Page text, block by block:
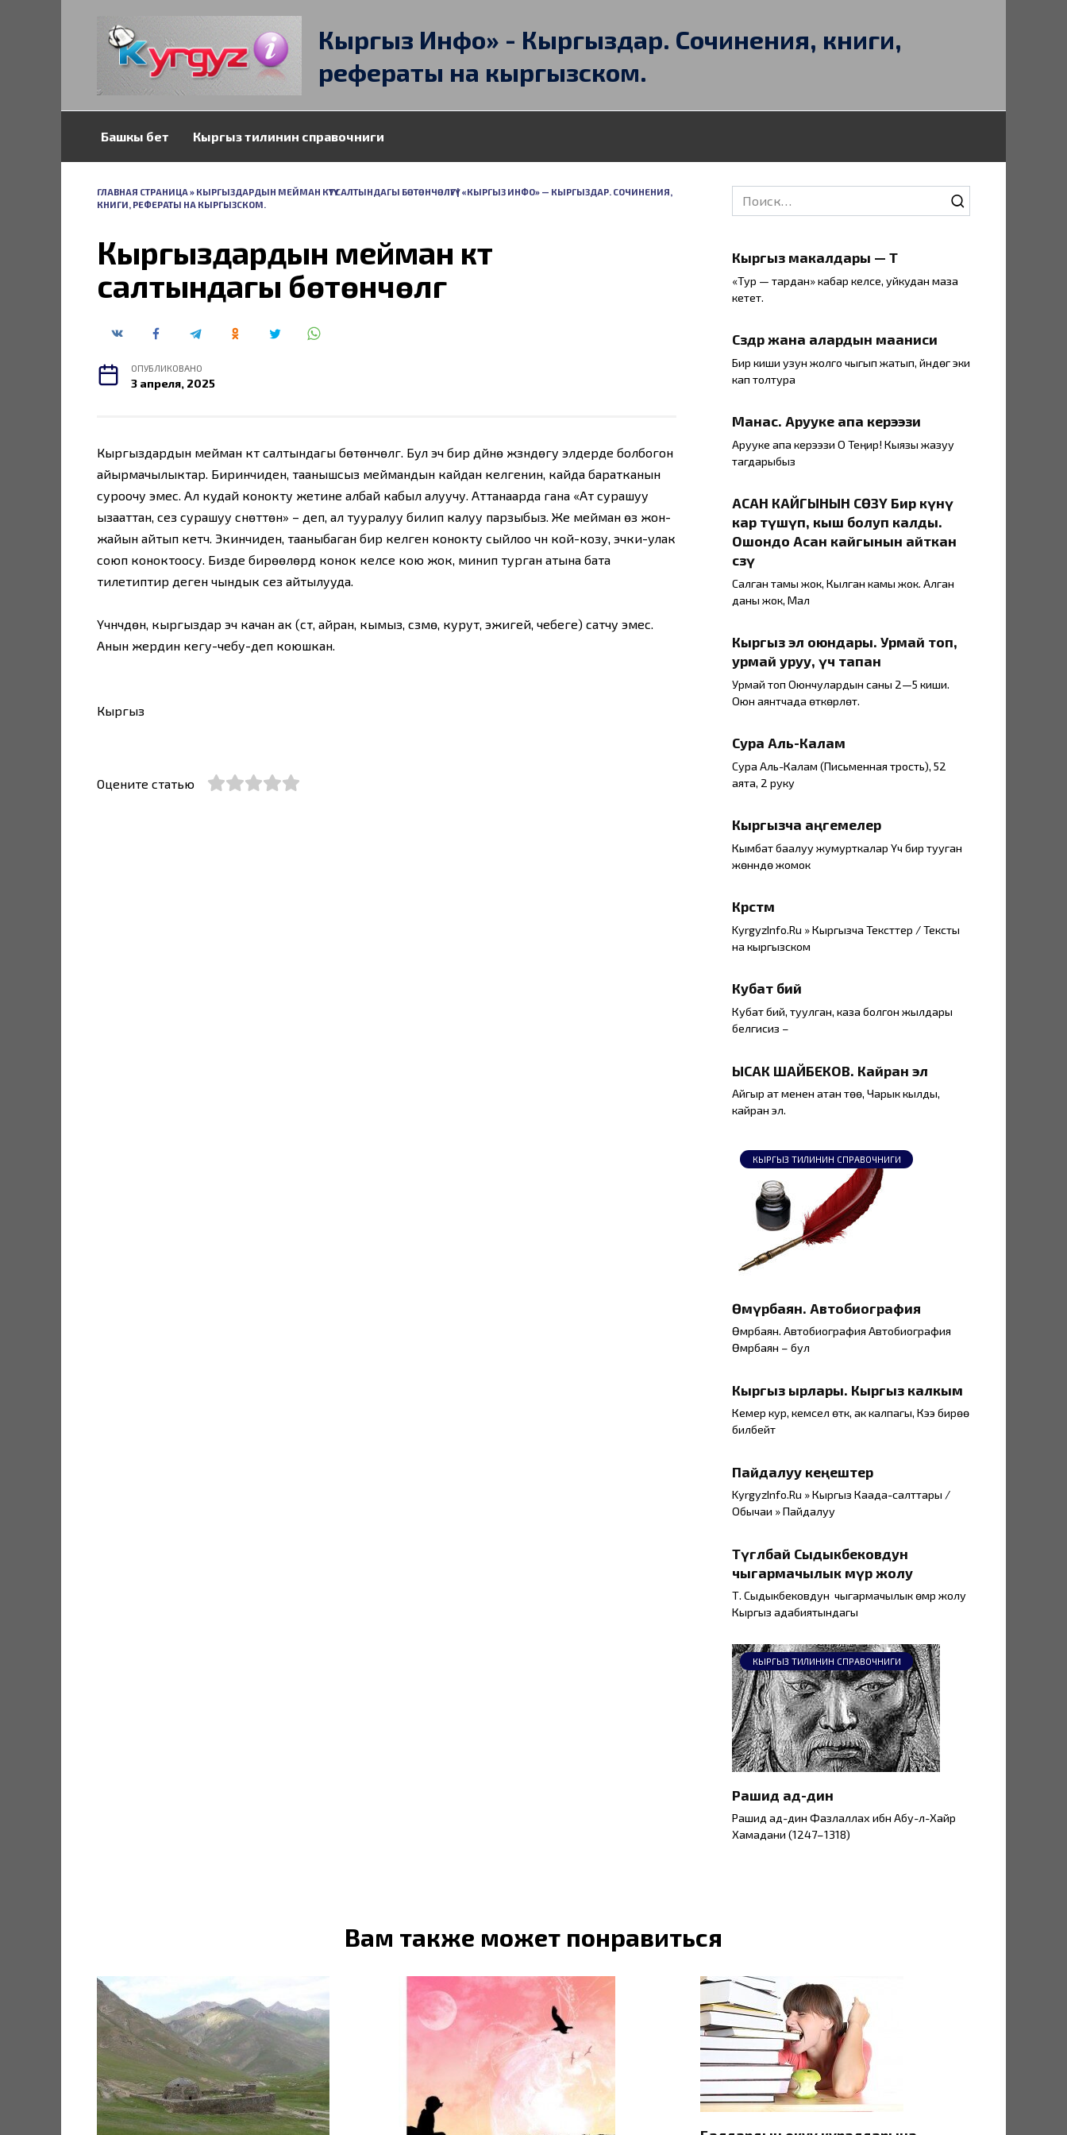
Кыргыз Инфо» - Кыргыздар. Сочинения, книги,
рефераты на кыргызском.
Башкы бет Кыргыз тилинин справочниги
ГЛАВНАЯ СТРАНИЦА» КЫРГЫЗДАРДЫН МЕЙМАН КҮТҮҮ САЛТЫНДАГЫ БӨТӨНЧӨЛҮГҮ | «КЫРГЫЗ ИНФО» — КЫРГЫЗДАР. СОЧИНЕНИЯ,
КНИГИ, РЕФЕРАТЫ НА КЫРГЫЗСКОМ.
Кыргыздардын мейман күтүү
салтындагы бөтөнчөлүгү
ОПУБЛИКОВАНО
3 апреля, 2025
Кыргыздардын мейман күтүү салтындагы бөтөнчөлүгү. Бул эч бир дүйнө жүзүндөгу элдерде болбогон
айырмачылыктар. Биринчиден, таанышсыз меймандын кайдан келгенин, кайда баратканын
суроочу эмес. Ал кудай конокту жетине албай кабыл алуучу. Аттанаарда гана «Ат сурашуу
ызааттан, сез сурашуу сүнөттөн» – деп, ал тууралуу билип калуу парзыбыз. Же мейман өзү жон-
жайын айтып кетүүчү. Экинчиден, тааныбаган бир келген конокту сыйлоо үчүн кой-козу, эчки-улак
союп коноктоосу. Бизде бирөөлөрдү конок келсе кою жок, минип турган атына бата
тилетиптир деген чындык сез айтылууда.
Үчүнчүдөн, кыргыздар эч качан ак (сүт, айран, кымыз, сүзмө, курут, эжигей, чебеге) сатчу эмес.
Анын жердин кегу-чебу-деп коюшкан.
Кыргыз
Оцените статью
Search
for:
Кыргыз макалдары — Т
«Тур — тардан» кабар келсе, уйкудан маза
кетет.
Сөздөр жана алардын мааниси
Бир киши узун жолго чыгып жатып, үйүндөгү эки
кап толтура
Манас. Арууке апа керээзи
Арууке апа керээзи О Теңир! Кыязы жазуу
тагдарыбыз
АСАН КАЙГЫНЫН СӨЗҮ Бир күнү
кар түшүп, кыш болуп калды.
Ошондо Асан кайгынын айткан
сөзү
Салган тамы жок, Кылган камы жок. Алган
даны жок, Мал
Кыргыз эл оюндары. Урмай топ,
урмай уруу, үч тапан
Урмай топ Оюнчулардын саны 2—5 киши.
Оюн аянтчада өткөрүлөт.
Сура Аль-Калам
Сура Аль-Калам (Письменная трость), 52
аята, 2 руку
Кыргызча аңгемелер
Кымбат баалуу жумурткалар Үч бир тууган
жөнүндө жомок
Көрсөтмө
KyrgyzInfo.Ru » Кыргызча Тексттер / Тексты
на кыргызском
Кубат бий
Кубат бий, туулган, каза болгон жылдары
белгисиз –
ЫСАК ШАЙБЕКОВ. Кайран эл
Айгыр ат менен атан төө, Чарык кылды,
кайран эл.
КЫРГЫЗ ТИЛИНИН СПРАВОЧНИГИ
Өмүрбаян. Автобиография
Өмүрбаян. Автобиография Автобиография
Өмүрбаян – бул
Кыргыз ырлары. Кыргыз калкым
Кемер кур, кемсел өтүк, ак калпагы, Кээ бирөө
билбейт
Пайдалуу кеңештер
KyrgyzInfo.Ru » Кыргыз Каада-салттары /
Обычаи » Пайдалуу
Түгөлбай Сыдыкбековдун
чыгармачылык өмүр жолу
Т. Сыдыкбековдун чыгармачылык өмүр жолу
Кыргыз адабиятындагы
КЫРГЫЗ ТИЛИНИН СПРАВОЧНИГИ
Рашид ад-дин
Рашид ад-дин Фазлаллах ибн Абу-л-Хайр
Хамадани (1247–1318)
Вам также может понравиться